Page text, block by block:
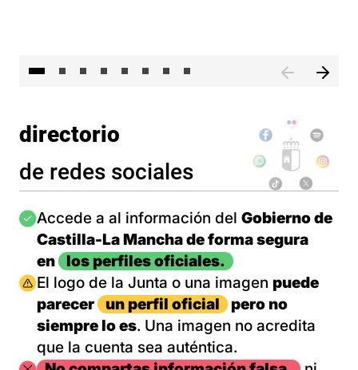
directorio
de redes sociales
Imagen
Accede a al información del Gobierno de
Castilla-La Mancha de forma segura
en
los perfiles oficiales.
Imagen
El logo de la Junta o una imagen puede
parecer
un perfil oficial
pero no
siempre lo es. Una imagen no acredita
que la cuenta sea auténtica.